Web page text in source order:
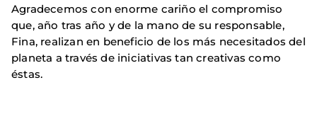
Agradecemos con enorme cariño el compromiso
que, año tras año y de la mano de su responsable,
Fina, realizan en beneficio de los más necesitados del
planeta a través de iniciativas tan creativas como
éstas.